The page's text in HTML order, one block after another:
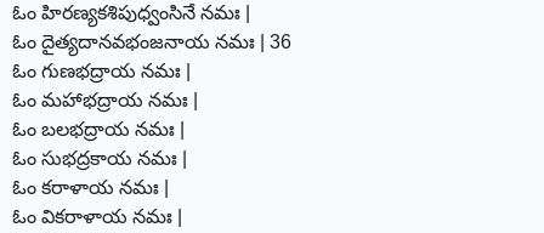
ఓం హిరణ్యకశిపుధ్వంసినే నమః |
ఓం దైత్యదానవభంజనాయ నమః | 36
ఓం గుణభద్రాయ నమః |
ఓం మహాభద్రాయ నమః |
ఓం బలభద్రాయ నమః |
ఓం సుభద్రకాయ నమః |
ఓం కరాళాయ నమః |
ఓం వికరాళాయ నమః |